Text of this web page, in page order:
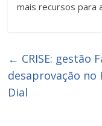
mais recursos para
← CRISE: gestão
desaprovação
Dial